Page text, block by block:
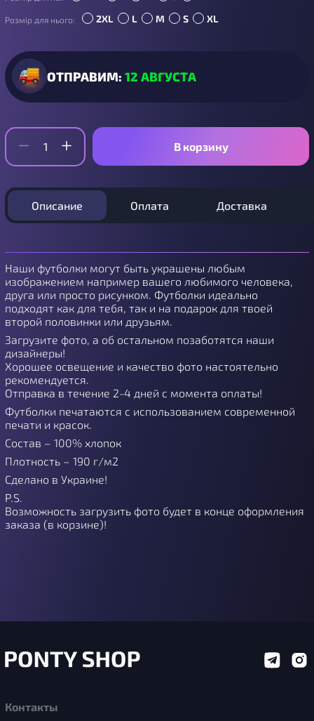
Розмір для нього: 2XL L M S XL
ОТПРАВИМ: 12 АВГУСТА
В корзину
Описание Оплата Доставка
Наши футболки могут быть украшены любым
изображением например вашего любимого человека,
друга или просто рисунком. Футболки идеально
подходят как для тебя, так и на подарок для твоей
второй половинки или друзьям.
Загрузите фото, а об остальном позаботятся наши
дизайнеры!
Хорошее освещение и качество фото настоятельно
рекомендуется.
Отправка в течение 2-4 дней с момента оплаты!
Футболки печатаются с использованием современной
печати и красок.
Состав – 100% хлопок
Плотность – 190 г/м2
Сделано в Украине!
P.S.
Возможность загрузить фото будет в конце оформления
заказа (в корзине)!
Контакты